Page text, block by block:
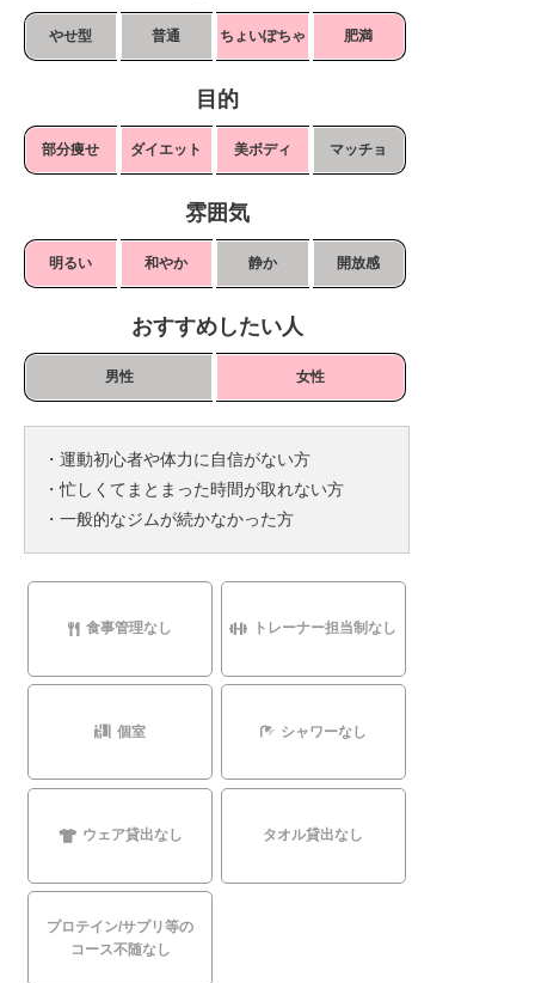
やせ型 普通 ちょいぽちゃ 肥満
目的
部分痩せ ダイエット 美ボディ マッチョ
雰囲気
明るい 和やか 静か 開放感
おすすめしたい人
男性 女性
・運動初心者や体力に自信がない方
・忙しくてまとまった時間が取れない方
・一般的なジムが続かなかった方
食事管理なし トレーナー担当制なし
個室 シャワーなし
ウェア貸出なし タオル貸出なし
プロテイン/サプリ等の
コース不随なし